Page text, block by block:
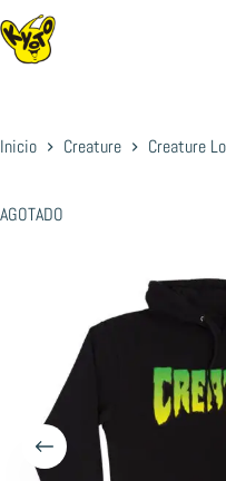
Saltar
al
contenido
Inicio Creature Creature
AGOTADO